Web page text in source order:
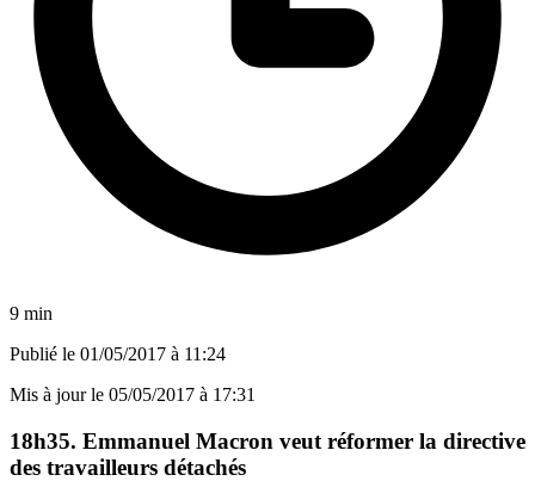
9 min
Publié le 01/05/2017 à 11:24
Mis à jour le 05/05/2017 à 17:31
18h35. Emmanuel Macron veut réformer la directive
des travailleurs détachés